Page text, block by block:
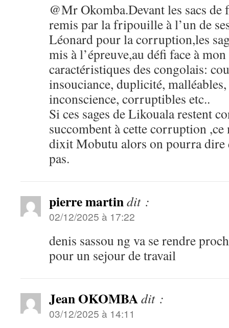
@Mr Okomba.Devant les sacs
remis par la fripouille à l’un de
Léonard pour la corruption,les
mis à l’épreuve,au défi face à
caractéristiques des congolais:
insouciance, duplicité,
inconscience, corruptibles etc..
Si ces sages de Likouala restent
succombent à cette corruption
dixit Mobutu alors on pourra dire
pas.
pierre martindit :
02/12/2025 à 17:22
denis sassou ng va se rendre
pour un sejour de travail
Jean OKOMBAdit :
03/12/2025 à 14:11